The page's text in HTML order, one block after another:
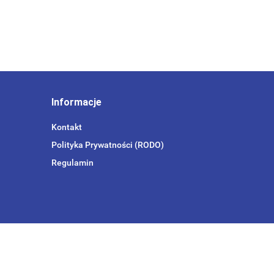
Informacje
Kontakt
Polityka Prywatności (RODO)
Regulamin